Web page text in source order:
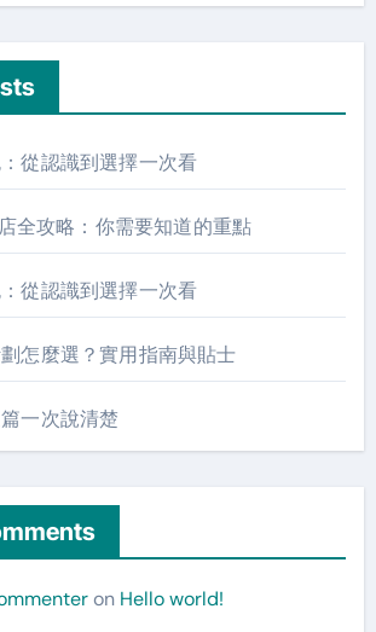
從認識到選擇一次看
全攻略：你需要知道的重點
從認識到選擇一次看
怎麼選？實用指南與貼士
一次說清楚
on Hello world!